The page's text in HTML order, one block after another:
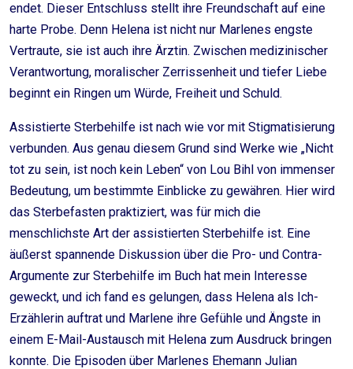
endet. Dieser Entschluss stellt ihre Freundschaft auf eine
harte Probe. Denn Helena ist nicht nur Marlenes engste
Vertraute, sie ist auch ihre Ärztin. Zwischen medizinischer
Verantwortung, moralischer Zerrissenheit und tiefer Liebe
beginnt ein Ringen um Würde, Freiheit und Schuld.
Assistierte Sterbehilfe ist nach wie vor mit Stigmatisierung
verbunden. Aus genau diesem Grund sind Werke wie „Nicht
tot zu sein, ist noch kein Leben“ von Lou Bihl von immenser
Bedeutung, um bestimmte Einblicke zu gewähren. Hier wird
das Sterbefasten praktiziert, was für mich die
menschlichste Art der assistierten Sterbehilfe ist. Eine
äußerst spannende Diskussion über die Pro- und Contra-
Argumente zur Sterbehilfe im Buch hat mein Interesse
geweckt, und ich fand es gelungen, dass Helena als Ich-
Erzählerin auftrat und Marlene ihre Gefühle und Ängste in
einem E-Mail-Austausch mit Helena zum Ausdruck bringen
konnte. Die Episoden über Marlenes Ehemann Julian